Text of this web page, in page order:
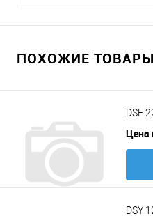
ПОХОЖИЕ
DSF
Цена
DSY